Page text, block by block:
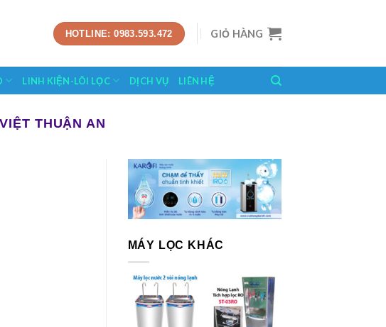
HOTLINE: 0983.593.472 GIỎ HÀNG
LINH KIỆN-LÕI LỌC DỊCH VỤ LIÊN HỆ
THUẬN AN
MÁY LỌC KHÁC